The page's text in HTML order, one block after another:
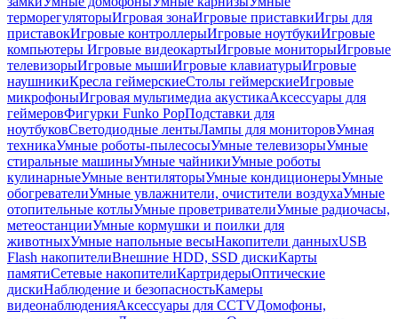
терморегуляторыИгровая зонаИгровые приставкиИгры для
приставокИгровые контроллерыИгровые ноутбукиИгровые
компьютеры Игровые видеокартыИгровые мониторыИгровые
телевизорыИгровые мышиИгровые клавиатурыИгровые
наушникиКресла геймерскиеСтолы геймерскиеИгровые
микрофоныИгровая мультимедиа акустикаАксессуары для
геймеровФигурки Funko PopПодставки для
ноутбуковСветодиодные лентыЛампы для мониторовУмная
техникаУмные роботы-пылесосыУмные телевизорыУмные
стиральные машиныУмные чайникиУмные роботы
кулинарныеУмные вентиляторыУмные кондиционерыУмные
обогревателиУмные увлажнители, очистители воздухаУмные
отопительные котлыУмные проветривателиУмные радиочасы,
метеостанцииУмные кормушки и поилки для
животныхУмные напольные весыНакопители данныхUSB
Flash накопителиВнешние HDD, SSD дискиКарты
памятиСетевые накопителиКартридерыОптические
дискиНаблюдение и безопасностьКамеры
видеонаблюденияАксессуары для CCTVДомофоны,